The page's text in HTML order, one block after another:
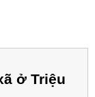
ở Triệu